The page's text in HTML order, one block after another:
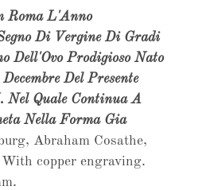
Roma L'Anno
Di Vergine Di Gradi
Dell'Ovo Prodigioso Nato
Del Presente
Quale Continua A
Nella Forma Gia
Abraham Cosathe,
copper engraving.